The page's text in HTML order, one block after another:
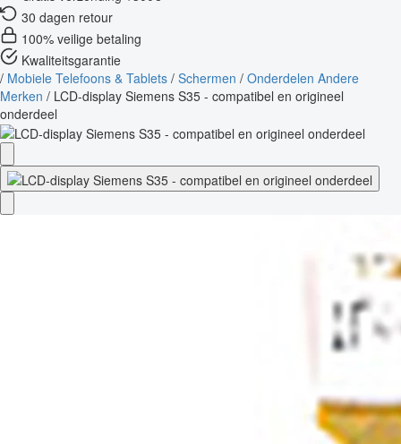
30 dagen retour
100% veilige betaling
Kwaliteitsgarantie
/ Mobiele Telefoons & Tablets / Schermen / Onderdelen Andere
Merken / LCD-display Siemens S35 - compatibel en origineel
onderdeel